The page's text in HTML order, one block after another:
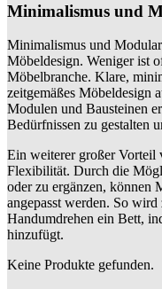
Minimalismus und
Minimalismus und
Möbeldesign. Weniger ist
Möbelbranche. Klare,
zeitgemäßes Möbeldesign
Modulen und Bausteinen
Bedürfnissen zu gestalten
Ein weiterer großer Vorteil
Flexibilität. Durch die
oder zu ergänzen, können
angepasst werden. So
Handumdrehen ein Bett,
hinzufügt.
Keine Produkte gefunden.